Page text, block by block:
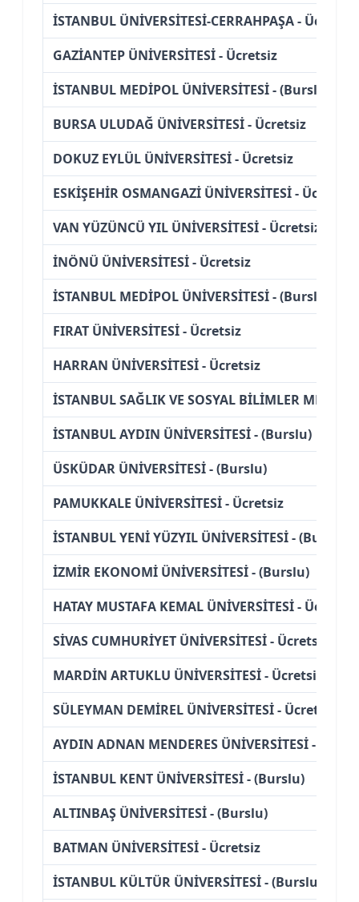
İSTANBUL ÜNİVERSİTESİ-CERRAHPAŞA - Ücretsiz
GAZİANTEP ÜNİVERSİTESİ - Ücretsiz
İSTANBUL MEDİPOL ÜNİVERSİTESİ - (Burslu)
BURSA ULUDAĞ ÜNİVERSİTESİ - Ücretsiz
DOKUZ EYLÜL ÜNİVERSİTESİ - Ücretsiz
ESKİŞEHİR OSMANGAZİ ÜNİVERSİTESİ - Ücretsiz
VAN YÜZÜNCÜ YIL ÜNİVERSİTESİ - Ücretsiz
İNÖNÜ ÜNİVERSİTESİ - Ücretsiz
İSTANBUL MEDİPOL ÜNİVERSİTESİ - (Burslu)
FIRAT ÜNİVERSİTESİ - Ücretsiz
HARRAN ÜNİVERSİTESİ - Ücretsiz
İSTANBUL SAĞLIK VE SOSYAL BİLİMLER
İSTANBUL AYDIN ÜNİVERSİTESİ - (Burslu)
ÜSKÜDAR ÜNİVERSİTESİ - (Burslu)
PAMUKKALE ÜNİVERSİTESİ - Ücretsiz
İSTANBUL YENİ YÜZYIL ÜNİVERSİTESİ - (Burslu)
İZMİR EKONOMİ ÜNİVERSİTESİ - (Burslu)
HATAY MUSTAFA KEMAL ÜNİVERSİTESİ - Ücretsiz
SİVAS CUMHURİYET ÜNİVERSİTESİ - Ücretsiz
MARDİN ARTUKLU ÜNİVERSİTESİ - Ücretsiz
SÜLEYMAN DEMİREL ÜNİVERSİTESİ - Ücretsiz
AYDIN ADNAN MENDERES ÜNİVERSİTESİ -
İSTANBUL KENT ÜNİVERSİTESİ - (Burslu)
ALTINBAŞ ÜNİVERSİTESİ - (Burslu)
BATMAN ÜNİVERSİTESİ - Ücretsiz
İSTANBUL KÜLTÜR ÜNİVERSİTESİ - (Burslu)